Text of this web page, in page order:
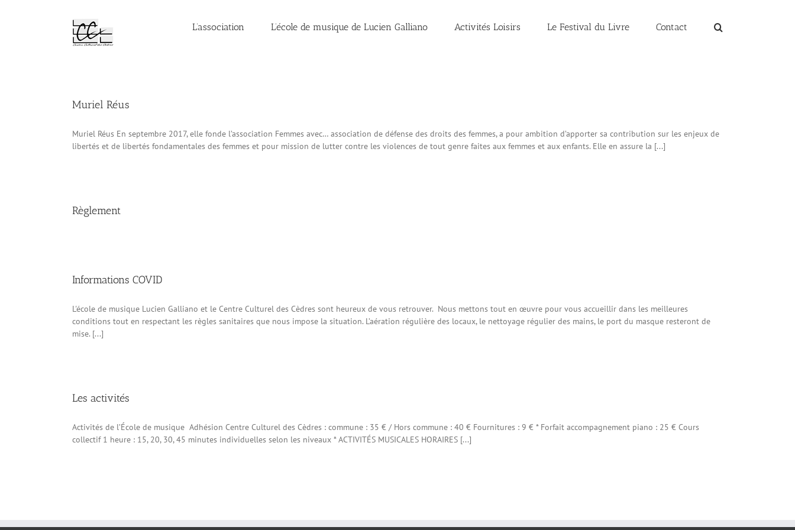
L’association L’école de musique de Lucien Galliano Activités Loisirs Le Festival du Livre Contact
Muriel Réus
Muriel Réus En septembre 2017, elle fonde l’association Femmes avec… association de défense des droits des femmes, a pour ambition d’apporter sa contribution sur les enjeux de
libertés et de libertés fondamentales des femmes et pour mission de lutter contre les violences de tout genre faites aux femmes et aux enfants. Elle en assure la [...]
Règlement
Informations COVID
L'école de musique Lucien Galliano et le Centre Culturel des Cèdres sont heureux de vous retrouver. Nous mettons tout en œuvre pour vous accueillir dans les meilleures
conditions tout en respectant les règles sanitaires que nous impose la situation. L’aération régulière des locaux, le nettoyage régulier des mains, le port du masque resteront de
mise. [...]
Les activités
Activités de l’École de musique Adhésion Centre Culturel des Cèdres : commune : 35 € / Hors commune : 40 € Fournitures : 9 € * Forfait accompagnement piano : 25 € Cours
collectif 1 heure : 15, 20, 30, 45 minutes individuelles selon les niveaux * ACTIVITÉS MUSICALES HORAIRES [...]